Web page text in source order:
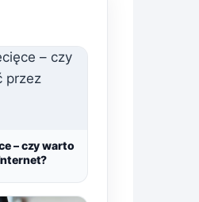
– czy warto